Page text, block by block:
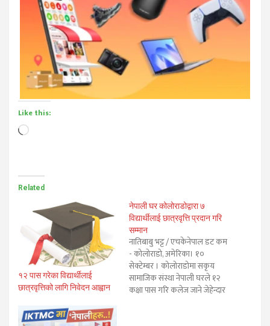
Like this:
Loading…
Related
१२ पास गरेका विद्यार्थीलाई
छात्रवृत्तिको लागि निवेदन आह्वान
नेपाली घर कोलोराडोद्वारा ७
विद्यार्थीलाई छात्रवृत्ति प्रदान गरि
सम्मान
नातिबाबु भट्ट / एचकेनेपाल डट कम
- कोलोराडो, अमेरिका। १०
सेक्टेम्बर । कोलोराडोमा सकृय
सामाजिक संस्था नेपाली घरले १२
कक्षा पास गरि कलेज जाने जेहेन्दार